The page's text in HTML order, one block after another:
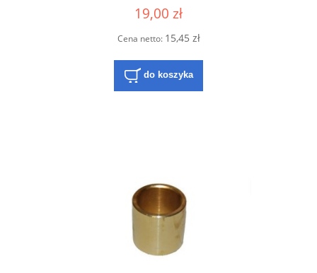
19,00 zł
Cena netto: 15,45 zł
do koszyka